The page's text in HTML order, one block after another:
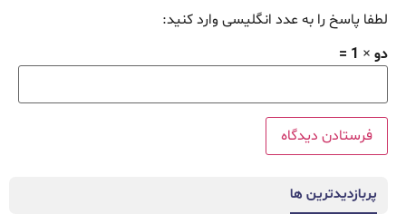
لطفا پاسخ را به عدد انگلیسی وارد کنید:
دو × 1 =
پربازدیدترین ها